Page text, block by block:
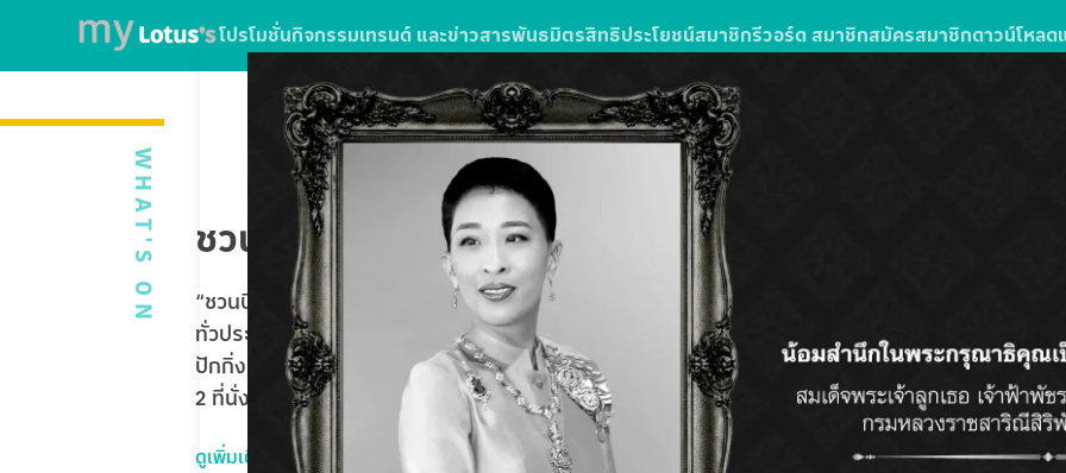
โปรโมชั่นกิจกรรมเทรนด์ และข่าวสารพันธมิตรสิทธิประโยชน์สมาชิกรีวอร์ด สมาชิกสมัครสมาชิกดาวน์โหลด
WHAT'S ON ชวนบินฟรี ตะลุยปักกิ่ง
“ชวนบินฟรี ตะลุยปักกิ่ง” ใบเสร็จจากการซื้อสินค้าหรือบริการในโลตัสส์มอลล์
ทั่วประเทศ หรือใช้บริการ SPARK EV ที่โลตัส โกเฟรช ลุ้นรับแพ็กเกจทัวร์
ปักกิ่ง Universal Studios Beijing 5 วัน 3 คืน จำนวน 10 รางวัล รางวัลละ
2 ที่นั่ง รวมมูลค่ากว่า 1,020,000 บาท
ดูเพิ่มเติม